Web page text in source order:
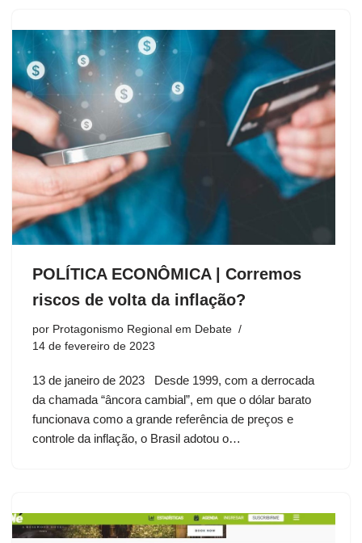
POLÍTICA ECONÔMICA | Corremos
riscos de volta da inflação?
por Protagonismo Regional em Debate
14 de fevereiro de 2023
13 de janeiro de 2023 Desde 1999, com a derrocada
da chamada “âncora cambial”, em que o dólar barato
funcionava como a grande referência de preços e
controle da inflação, o Brasil adotou o…